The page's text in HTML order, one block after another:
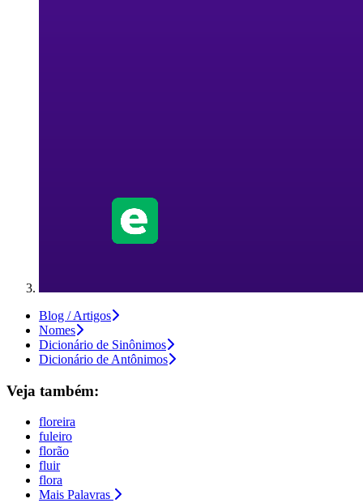
Blog / Artigos
Nomes
Dicionário de Sinônimos
Dicionário de Antônimos
Veja também:
floreira
fuleiro
florão
fluir
flora
Mais Palavras